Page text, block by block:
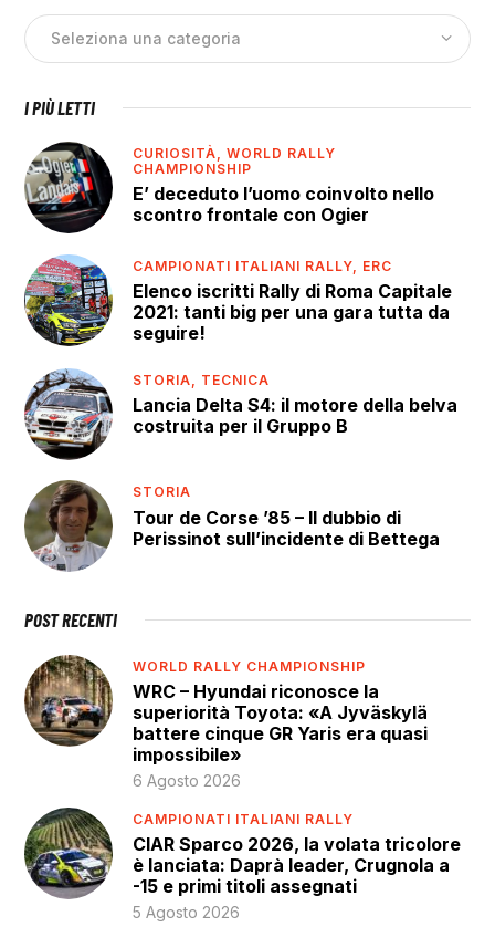
I PIÙ LETTI
CURIOSITÀ,WORLD RALLY
CHAMPIONSHIP
E’ deceduto l’uomo coinvolto nello
scontro frontale con Ogier
CAMPIONATI ITALIANI RALLY, ERC
Elenco iscritti Rally di Roma Capitale
2021: tanti big per una gara tutta da
seguire!
STORIA, TECNICA
Lancia Delta S4: il motore della belva
costruita per il Gruppo B
STORIA
Tour de Corse ’85 – Il dubbio di
Perissinot sull’incidente di Bettega
POST RECENTI
WORLD RALLY CHAMPIONSHIP
WRC – Hyundai riconosce la
superiorità Toyota: «A Jyväskylä
battere cinque GR Yaris era quasi
impossibile»
6 Agosto 2026
CAMPIONATI ITALIANI RALLY
CIAR Sparco 2026, la volata tricolore
è lanciata: Daprà leader, Crugnola a
-15 e primi titoli assegnati
5 Agosto 2026